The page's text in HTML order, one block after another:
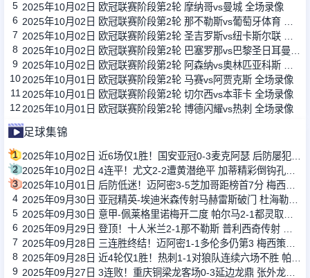
5 2025年10月02日 欧冠联赛阶段第2轮 摩纳哥vs曼城 全场录像
6
7
8
9
102025年10月01日 欧冠联赛阶段第2轮 马赛vs阿贾克斯 全场录像
11 2025年10月01日 欧冠联赛阶段第2轮 切尔西vs本菲卡 全场录像
12 2025年10月01日 欧冠联赛阶段第2轮 博德闪耀vs热刺 全场录像
足球集锦
1
2
3
4
5
6
7
8
9